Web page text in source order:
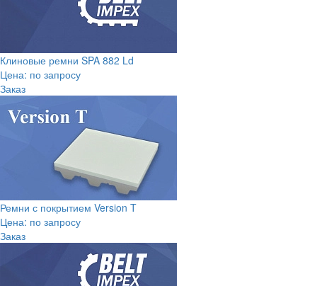
Клиновые ремни SPA 882 Ld
Цена: по запросу
Заказ
Ремни с покрытием Version T
Цена: по запросу
Заказ